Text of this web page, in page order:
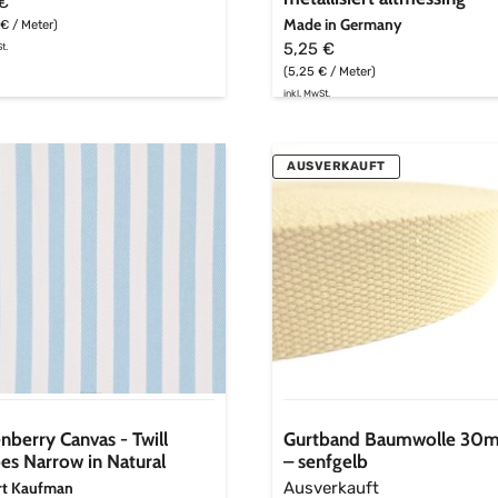
/ Meter)
senfgelb
Made in Germany
5,25 €
(5,25 € / Meter)
inkl. MwSt.
Canvas - Twill
Narrow in Natural
Kaufman
Gurtband
Baumwolle
–
senfgelb
AUSVERKAUFT
Gurtband Baumwolle
– senfgelb
Ausverkauft